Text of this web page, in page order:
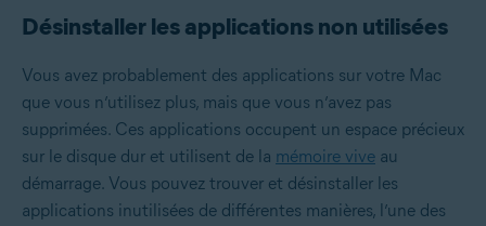
Désinstaller les applications non utilisées
Vous avez probablement des applications sur votre Mac
que vous n’utilisez plus, mais que vous n’avez pas
supprimées. Ces applications occupent un espace précieux
sur le disque dur et utilisent de la mémoire vive au
démarrage. Vous pouvez trouver et désinstaller les
applications inutilisées de différentes manières, l’une des